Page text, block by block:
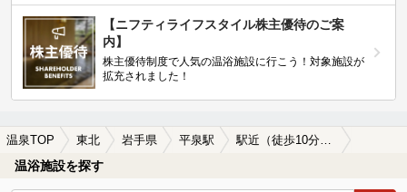
【ニフティライフスタイル株主優待のご案
内】
株主優待制度で人気の温浴施設に行こう！対象施設が
拡充されました！
温泉TOP 東北 岩手県 平泉駅
温浴施設を探す